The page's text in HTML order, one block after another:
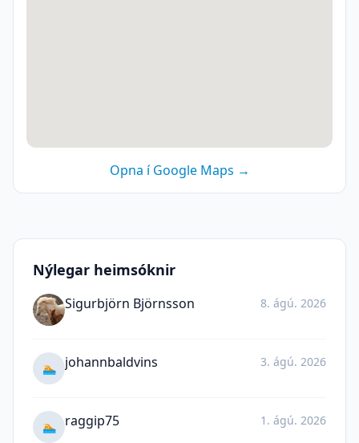
Opna í Google Maps →
Nýlegar heimsóknir
Sigurbjörn Björnsson 8. ágú. 2026
🏊 johannbaldvins 3. ágú. 2026
🏊 raggip75 1. ágú. 2026